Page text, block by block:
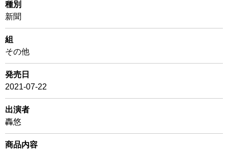
種別
新聞
組
その他
発売日
2021-07-22
出演者
轟悠
商品内容